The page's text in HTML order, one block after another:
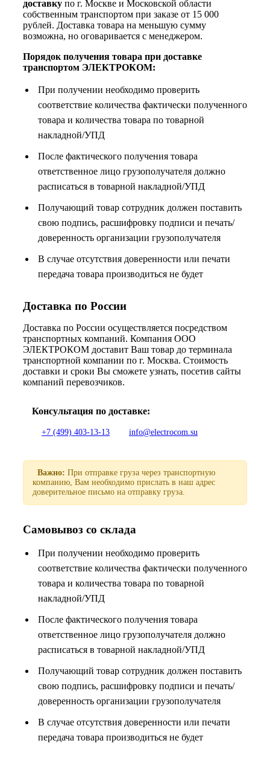
доставку по г. Москве и Московской области
собственным транспортом при заказе от 15 000
рублей. Доставка товара на меньшую сумму
возможна, но оговаривается с менеджером.
Порядок получения товара при доставке
транспортом ЭЛЕКТРОКОМ:
При получении необходимо проверить
соответствие количества фактически полученного
товара и количества товара по товарной
накладной/УПД
После фактического получения товара
ответственное лицо грузополучателя должно
расписаться в товарной накладной/УПД
Получающий товар сотрудник должен поставить
свою подпись, расшифровку подписи и печать/
доверенность организации грузополучателя
В случае отсутствия доверенности или печати
передача товара производиться не будет
Доставка по России
Доставка по России осуществляется посредством
транспортных компаний. Компания ООО
ЭЛЕКТРОКОМ доставит Ваш товар до терминала
транспортной компании по г. Москва. Стоимость
доставки и сроки Вы сможете узнать, посетив сайты
компаний перевозчиков.
Консультация по доставке:
+7 (499) 403-13-13 info@electrocom.su
Важно: При отправке груза через транспортную
компанию, Вам необходимо прислать в наш адрес
доверительное письмо на отправку груза.
Самовывоз со склада
При получении необходимо проверить
соответствие количества фактически полученного
товара и количества товара по товарной
накладной/УПД
После фактического получения товара
ответственное лицо грузополучателя должно
расписаться в товарной накладной/УПД
Получающий товар сотрудник должен поставить
свою подпись, расшифровку подписи и печать/
доверенность организации грузополучателя
В случае отсутствия доверенности или печати
передача товара производиться не будет